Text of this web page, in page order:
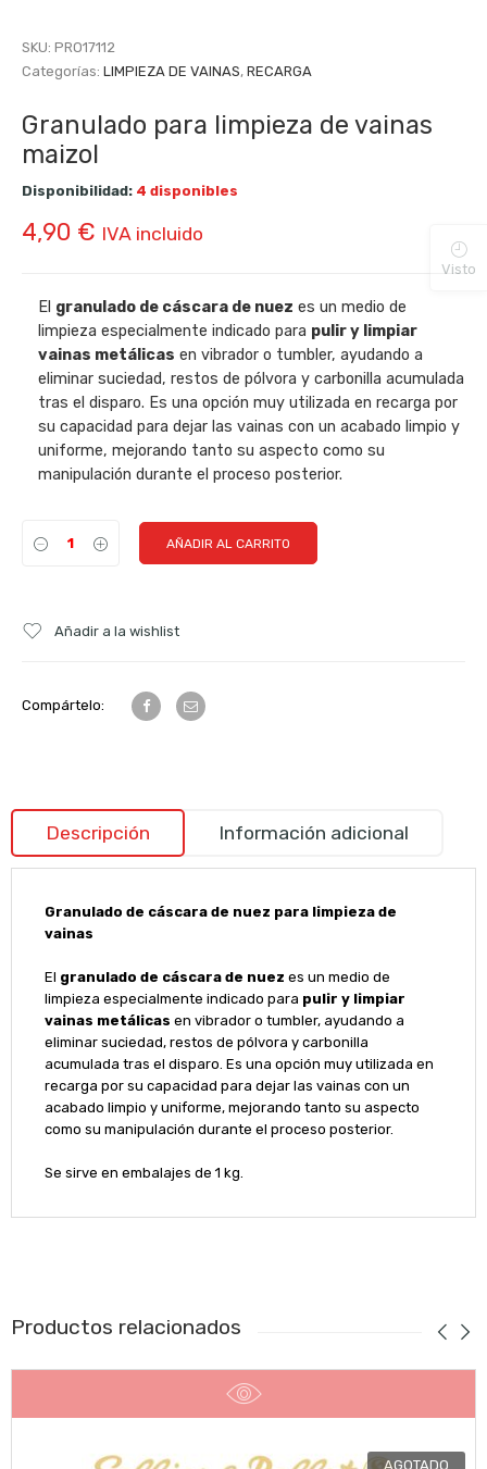
SKU: PRO17112
Categorías: LIMPIEZA DE VAINAS, RECARGA
Granulado para limpieza de vainas
maizol
Disponibilidad: 4 disponibles
4,90 € IVA incluido
El granulado de cáscara de nuez es un medio de
limpieza especialmente indicado para pulir y limpiar
vainas metálicas en vibrador o tumbler, ayudando a
eliminar suciedad, restos de pólvora y carbonilla acumulada
tras el disparo. Es una opción muy utilizada en recarga por
su capacidad para dejar las vainas con un acabado limpio y
uniforme, mejorando tanto su aspecto como su
manipulación durante el proceso posterior.
AÑADIR AL CARRITO
Añadir a la wishlist
Compártelo:
Descripción Información adicional
Granulado de cáscara de nuez para limpieza de
vainas
El granulado de cáscara de nuez es un medio de
limpieza especialmente indicado para pulir y limpiar
vainas metálicas en vibrador o tumbler, ayudando a
eliminar suciedad, restos de pólvora y carbonilla
acumulada tras el disparo. Es una opción muy utilizada en
recarga por su capacidad para dejar las vainas con un
acabado limpio y uniforme, mejorando tanto su aspecto
como su manipulación durante el proceso posterior.
Se sirve en embalajes de 1 kg.
Productos relacionados
AGOTADO
Visto